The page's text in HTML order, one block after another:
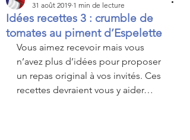
Idées recettes 3 : crumble de
tomates au piment d’Espelette
31 août 2019 1 min de lecture
Vous aimez recevoir mais vous
n’avez plus d’idées pour proposer
un repas original à vos invités. Ces
recettes devraient vous y aider…